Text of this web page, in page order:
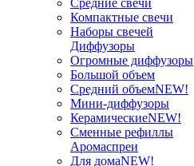
Средние свечи
Компактные свечи
Наборы свечей
Диффузоры
Огромные диффузоры
Большой объем
Средний объемNEW!
Мини-диффузоры
КерамическиеNEW!
Сменные рефиллы
Аромаспреи
Для домаNEW!